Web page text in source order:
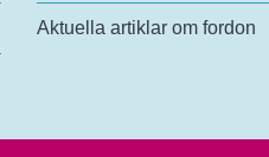
Aktuella artiklar om fordon